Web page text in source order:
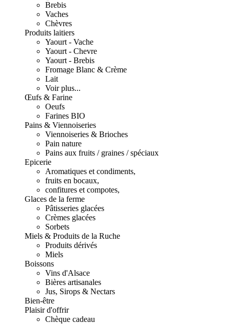
Brebis
Vaches
Chèvres
Produits laitiers
Yaourt - Vache
Yaourt - Chevre
Yaourt - Brebis
Fromage Blanc & Crème
Lait
Voir plus...
Œufs & Farine
Oeufs
Farines BIO
Pains & Viennoiseries
Viennoiseries & Brioches
Pain nature
Pains aux fruits / graines / spéciaux
Epicerie
Aromatiques et condiments,
fruits en bocaux,
confitures et compotes,
Glaces de la ferme
Pâtisseries glacées
Crèmes glacées
Sorbets
Miels & Produits de la Ruche
Produits dérivés
Miels
Boissons
Vins d'Alsace
Bières artisanales
Jus, Sirops & Nectars
Bien-être
Plaisir d'offrir
Chèque cadeau